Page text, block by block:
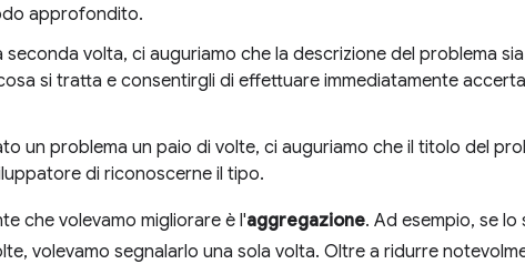
approfondito.
seconda volta, ci auguriamo che la descrizione del problema
si tratta e consentirgli di effettuare immediatamente
un problema un paio di volte, ci auguriamo che il titolo del
di riconoscerne il tipo.
che volevamo migliorare è l'aggregazione. Ad esempio, se
volevamo segnalarlo una sola volta. Oltre a ridurre